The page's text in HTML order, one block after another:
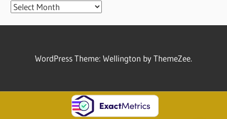
更
彩
WordPress Theme: Wellington by ThemeZee.